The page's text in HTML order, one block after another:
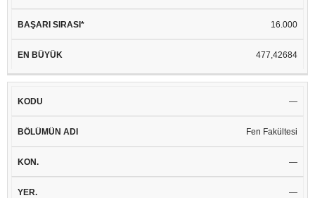
16.000
477,42684
—
Fen Fakültesi
—
—